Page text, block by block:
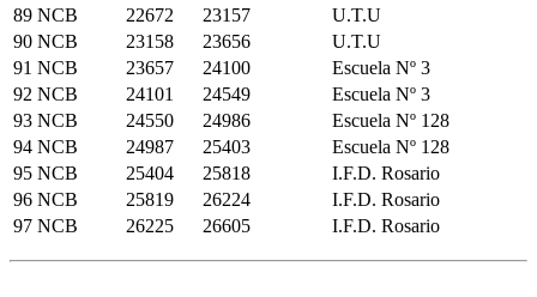
89 NCB 22672 23157
U.T.U
90 NCB 23158 23656
U.T.U
91 NCB 23657 24100
Escuela Nº 3
92 NCB 24101 24549
Escuela Nº 3
93 NCB 24550 24986
Escuela Nº 128
94 NCB 24987 25403
Escuela Nº 128
95 NCB 25404 25818
I.F.D. Rosario
96 NCB 25819 26224
I.F.D. Rosario
97 NCB 26225 26605 I.F.D. Rosario